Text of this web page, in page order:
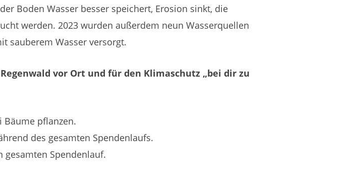
der Boden Wasser besser speichert, Erosion sinkt, die
werden. 2023 wurden außerdem neun Wasserquellen
sauberem Wasser versorgt.
vor Ort und für den Klimaschutz „bei dir zu
Bäume pflanzen.
des gesamten Spendenlaufs.
gesamten Spendenlauf.